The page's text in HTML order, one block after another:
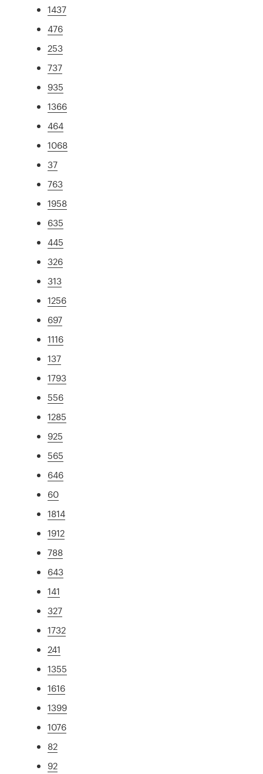
1437
476
253
737
935
1366
464
1068
37
763
1958
635
445
326
313
1256
697
1116
137
1793
556
1285
925
565
646
60
1814
1912
788
643
141
327
1732
241
1355
1616
1399
1076
82
92